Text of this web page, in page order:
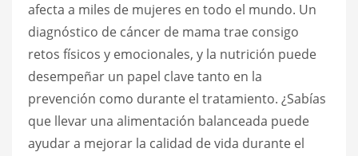
afecta a miles de mujeres en todo el mundo. Un
diagnóstico de cáncer de mama trae consigo
retos físicos y emocionales, y la nutrición puede
desempeñar un papel clave tanto en la
prevención como durante el tratamiento. ¿Sabías
que llevar una alimentación balanceada puede
ayudar a mejorar la calidad de vida durante el